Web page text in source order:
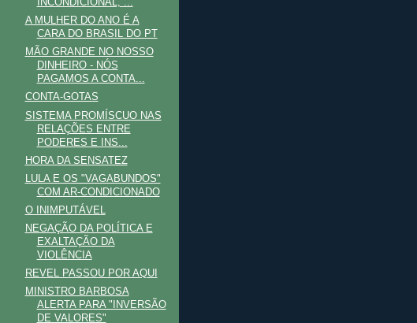
INCONDICIONAL, ...
A MULHER DO ANO É A
CARA DO BRASIL DO PT
MÃO GRANDE NO NOSSO
DINHEIRO - NÓS
PAGAMOS A CONTA...
CONTA-GOTAS
SISTEMA PROMÍSCUO NAS
RELAÇÕES ENTRE
PODERES E INS...
HORA DA SENSATEZ
LULA E OS "VAGABUNDOS"
COM AR-CONDICIONADO
O INIMPUTÁVEL
NEGAÇÃO DA POLÍTICA E
EXALTAÇÃO DA
VIOLÊNCIA
REVEL PASSOU POR AQUI
MINISTRO BARBOSA
ALERTA PARA "INVERSÃO
DE VALORES"